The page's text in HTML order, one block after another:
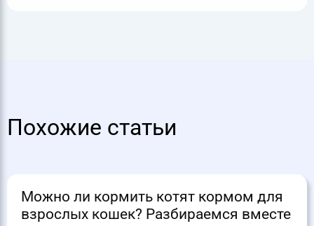
Похожие статьи
Можно ли кормить котят кормом для
взрослых кошек? Разбираемся вместе